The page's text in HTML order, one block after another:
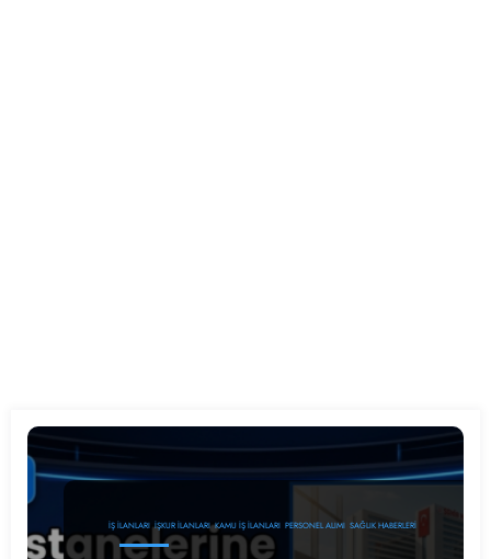
İŞ İLANLARI İŞKUR İLANLARI KAMU İŞ İLANLARI PERSONEL ALIMI SAĞLIK HABERLERI